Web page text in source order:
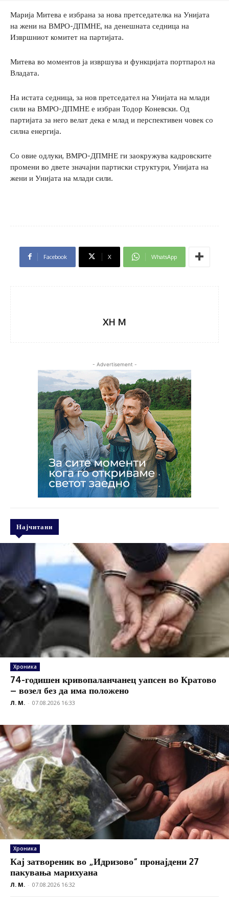
Марија Митева е избрана за нова претседателка на Унијата
на жени на ВМРО-ДПМНЕ, на денешната седница на
Извршниот комитет на партијата.
Митева во моментов ја извршува и функцијата портпарол на
Владата.
На истата седница, за нов претседател на Унијата на млади
сили на ВМРО-ДПМНЕ е избран Тодор Коневски. Од
партијата за него велат дека е млад и перспективен човек со
силна енергија.
Со овие одлуки, ВМРО-ДПМНЕ ги заокружува кадровските
промени во двете значајни партиски структури, Унијата на
жени и Унијата на млади сили.
Facebook X WhatsApp
XH M
- Advertisement -
Најчитани
Хроника
74-годишен кривопаланчанец уапсен во Кратово
– возел без да има положено
Л. М. - 07.08.2026 16:33
Хроника
Кај затвореник во „Идризово“ пронајдени 27
пакувања марихуана
Л. М. - 07.08.2026 16:32